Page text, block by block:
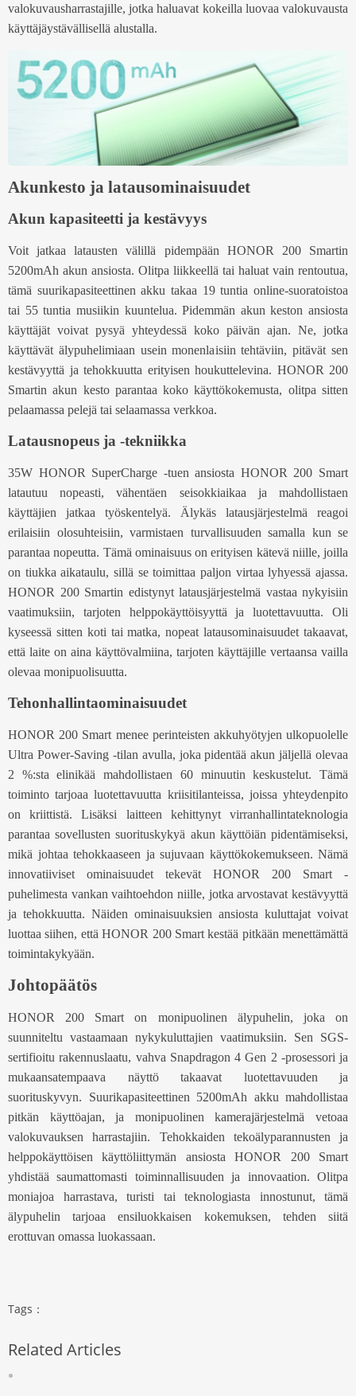
valokuvausharrastajille, jotka haluavat kokeilla luovaa valokuvausta
käyttäjäystävällisellä alustalla.
Akunkesto ja latausominaisuudet
Akun kapasiteetti ja kestävyys
Voit jatkaa latausten välillä pidempään HONOR 200 Smartin
5200mAh akun ansiosta. Olitpa liikkeellä tai haluat vain rentoutua,
tämä suurikapasiteettinen akku takaa 19 tuntia online-suoratoistoa
tai 55 tuntia musiikin kuuntelua. Pidemmän akun keston ansiosta
käyttäjät voivat pysyä yhteydessä koko päivän ajan. Ne, jotka
käyttävät älypuhelimiaan usein monenlaisiin tehtäviin, pitävät sen
kestävyyttä ja tehokkuutta erityisen houkuttelevina. HONOR 200
Smartin akun kesto parantaa koko käyttökokemusta, olitpa sitten
pelaamassa pelejä tai selaamassa verkkoa.
Latausnopeus ja -tekniikka
35W HONOR SuperCharge -tuen ansiosta HONOR 200 Smart
latautuu nopeasti, vähentäen seisokkiaikaa ja mahdollistaen
käyttäjien jatkaa työskentelyä. Älykäs latausjärjestelmä reagoi
erilaisiin olosuhteisiin, varmistaen turvallisuuden samalla kun se
parantaa nopeutta. Tämä ominaisuus on erityisen kätevä niille, joilla
on tiukka aikataulu, sillä se toimittaa paljon virtaa lyhyessä ajassa.
HONOR 200 Smartin edistynyt latausjärjestelmä vastaa nykyisiin
vaatimuksiin, tarjoten helppokäyttöisyyttä ja luotettavuutta. Oli
kyseessä sitten koti tai matka, nopeat latausominaisuudet takaavat,
että laite on aina käyttövalmiina, tarjoten käyttäjille vertaansa vailla
olevaa monipuolisuutta.
Tehonhallintaominaisuudet
HONOR 200 Smart menee perinteisten akkuhyötyjen ulkopuolelle
Ultra Power-Saving -tilan avulla, joka pidentää akun jäljellä olevaa
2 %:sta elinikää mahdollistaen 60 minuutin keskustelut. Tämä
toiminto tarjoaa luotettavuutta kriisitilanteissa, joissa yhteydenpito
on kriittistä. Lisäksi laitteen kehittynyt virranhallintateknologia
parantaa sovellusten suorituskykyä akun käyttöiän pidentämiseksi,
mikä johtaa tehokkaaseen ja sujuvaan käyttökokemukseen. Nämä
innovatiiviset ominaisuudet tekevät HONOR 200 Smart -
puhelimesta vankan vaihtoehdon niille, jotka arvostavat kestävyyttä
ja tehokkuutta. Näiden ominaisuuksien ansiosta kuluttajat voivat
luottaa siihen, että HONOR 200 Smart kestää pitkään menettämättä
toimintakykyään.
Johtopäätös
HONOR 200 Smart on monipuolinen älypuhelin, joka on
suunniteltu vastaamaan nykykuluttajien vaatimuksiin. Sen SGS-
sertifioitu rakennuslaatu, vahva Snapdragon 4 Gen 2 -prosessori ja
mukaansatempaava näyttö takaavat luotettavuuden ja
suorituskyvyn. Suurikapasiteettinen 5200mAh akku mahdollistaa
pitkän käyttöajan, ja monipuolinen kamerajärjestelmä vetoaa
valokuvauksen harrastajiin. Tehokkaiden tekoälyparannusten ja
helppokäyttöisen käyttöliittymän ansiosta HONOR 200 Smart
yhdistää saumattomasti toiminnallisuuden ja innovaation. Olitpa
moniajoa harrastava, turisti tai teknologiasta innostunut, tämä
älypuhelin tarjoaa ensiluokkaisen kokemuksen, tehden siitä
erottuvan omassa luokassaan.
Tags：
Related Articles